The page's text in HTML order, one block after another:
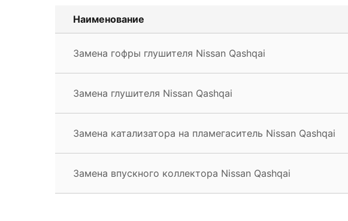
Наименование
Замена гофры глушителя Nissan Qashqai
Замена глушителя Nissan Qashqai
Замена катализатора на пламегаситель Nissan Qashqai
Замена впускного коллектора Nissan Qashqai